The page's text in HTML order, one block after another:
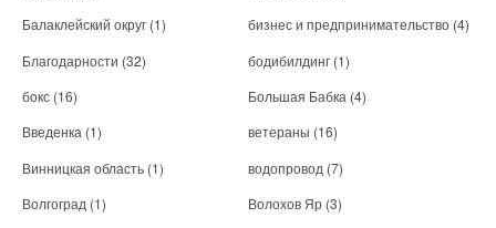
Балаклейский округ (1) бизнес и предпринимательство (4)
Благодарности (32) бодибилдинг (1)
бокс (16) Большая Бабка (4)
Введенка (1) ветераны (16)
Винницкая область (1) водопровод (7)
Волгоград (1) Волохов Яр (3)